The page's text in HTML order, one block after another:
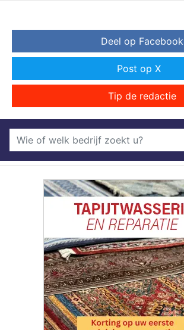
Deel op Facebook
Post op X
Tip de redactie